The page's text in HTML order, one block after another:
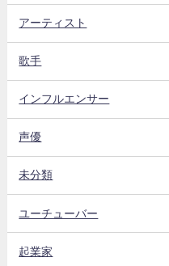
アーティスト
歌手
インフルエンサー
声優
未分類
ユーチューバー
起業家